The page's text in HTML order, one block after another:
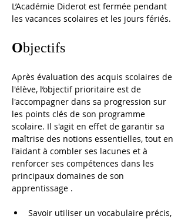
L’Académie Diderot est fermée pendant
les vacances scolaires et les jours fériés.
Objectifs
Après évaluation des acquis scolaires de
l'élève, l’objectif prioritaire est de
l'accompagner dans sa progression sur
les points clés de son programme
scolaire. Il s'agit en effet de garantir sa
maîtrise des notions essentielles, tout en
l'aidant à combler ses lacunes et à
renforcer ses compétences dans les
principaux domaines de son
apprentissage .
Savoir utiliser un vocabulaire précis,